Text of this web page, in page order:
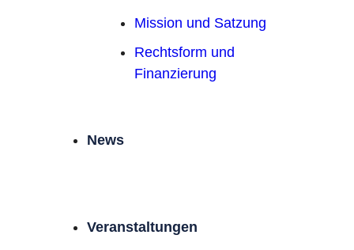
Mission und Satzung
Rechtsform und
Finanzierung
News
Veranstaltungen